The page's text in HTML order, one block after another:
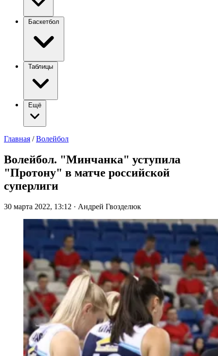
Баскетбол
Таблицы
Ещё
Главная / Волейбол
Волейбол. "Минчанка" уступила
"Протону" в матче российской
суперлиги
30 марта 2022, 13:12 · Андрей Гвозделюк